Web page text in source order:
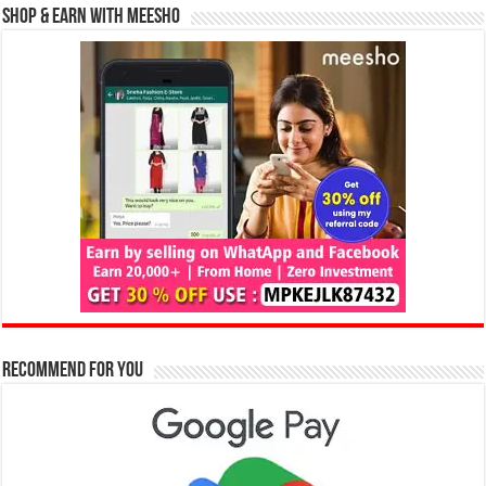
Shop & Earn with Meesho
Recommend for You